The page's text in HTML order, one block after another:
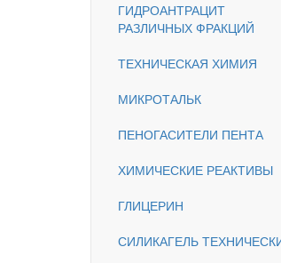
ГИДРОАНТРАЦИТ
РАЗЛИЧНЫХ ФРАКЦИЙ
ТЕХНИЧЕСКАЯ ХИМИЯ
МИКРОТАЛЬК
ПЕНОГАСИТЕЛИ ПЕНТА
ХИМИЧЕСКИЕ РЕАКТИВЫ
ГЛИЦЕРИН
СИЛИКАГЕЛЬ